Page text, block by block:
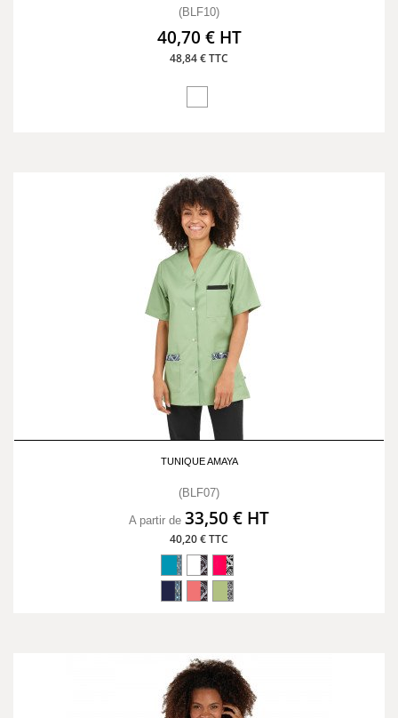
(BLF10)
40,70 € HT
48,84 € TTC
TUNIQUE AMAYA
(BLF07)
A partir de 33,50 € HT
40,20 € TTC